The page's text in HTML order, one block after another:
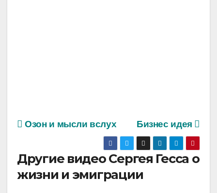
Бизнес идея
Озон и мысли вслух
Другие видео Сергея Гесса о
жизни и эмиграции